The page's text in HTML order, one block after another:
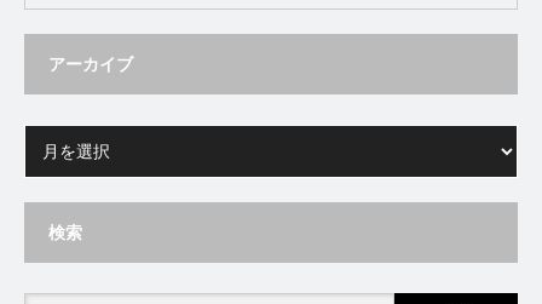
アーカイブ
検索